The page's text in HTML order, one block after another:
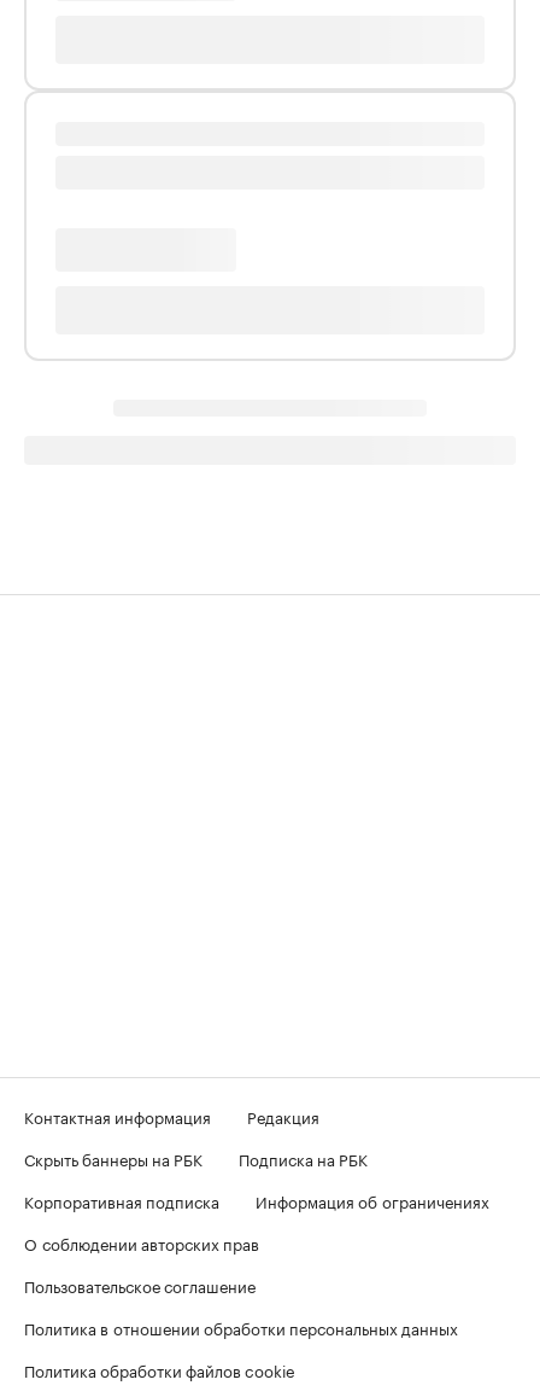
Контактная информация
Редакция
Скрыть баннеры на РБК
Подписка на РБК
Корпоративная подписка
Информация об ограничениях
О соблюдении авторских прав
Пользовательское соглашение
Политика в отношении обработки персональных данных
Политика обработки файлов cookie